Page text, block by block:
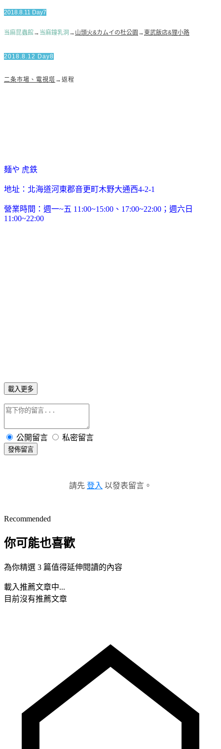
2018.8.11 Day7
当麻昆蟲館→ 当麻鐘乳洞 → 山頭火&カムイの杜公園 → 東武飯店&狸小路
2018.8.12 Day8
二条市場、電視塔 →返程
麺や 虎鉄
地址：北海道河東郡音更町木野大通西4-2-1
營業時間：週一~五 11:00~15:00、17:00~22:00；週六日
11:00~22:00
載入更多
公開留言 私密留言
發佈留言
請先 登入 以發表留言。
Recommended
你可能也喜歡
為你精選 3 篇值得延伸閱讀的內容
載入推薦文章中...
目前沒有推薦文章